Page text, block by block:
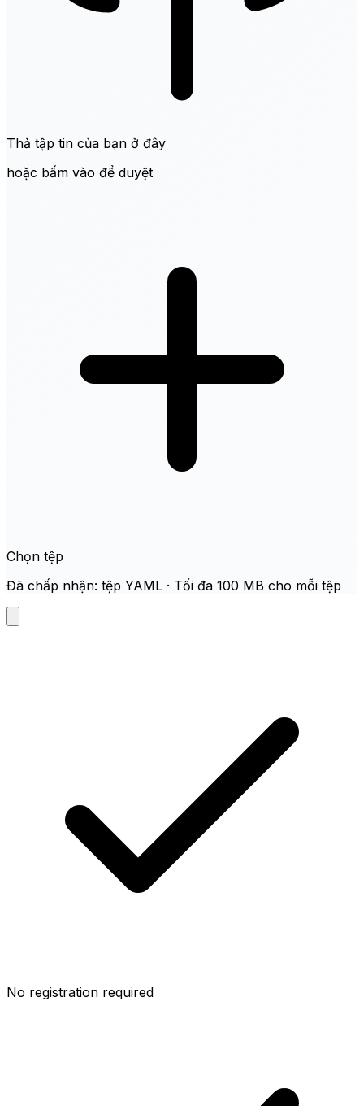
Thả tập tin của bạn ở đây
hoặc bấm vào để duyệt
Chọn tệp
Đã chấp nhận: tệp YAML · Tối đa 100 MB cho mỗi tệp
No registration required